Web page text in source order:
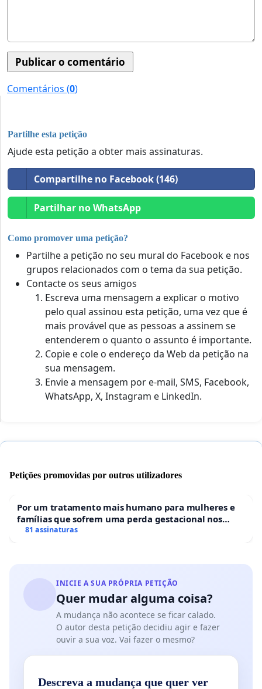
Comentários (0)
Partilhe esta petição
Ajude esta petição a obter mais assinaturas.
Compartilhe no Facebook (146)
Partilhar no WhatsApp
Como promover uma petição?
Partilhe a petição no seu mural do Facebook e nos
grupos relacionados com o tema da sua petição.
Contacte os seus amigos
Escreva uma mensagem a explicar o motivo
pelo qual assinou esta petição, uma vez que é
mais provável que as pessoas a assinem se
entenderem o quanto o assunto é importante.
Copie e cole o endereço da Web da petição na
sua mensagem.
Envie a mensagem por e-mail, SMS, Facebook,
WhatsApp, X, Instagram e LinkedIn.
Petições promovidas por outros utilizadores
Por um tratamento mais humano para mulheres e
famílias que sofrem uma perda gestacional nos
hospitais portugueses
81 assinaturas
INICIE A SUA PRÓPRIA PETIÇÃO
Quer mudar alguma coisa?
A mudança não acontece se ficar calado.
O autor desta petição decidiu agir e fazer
ouvir a sua voz. Vai fazer o mesmo?
Descreva a mudança que quer ver